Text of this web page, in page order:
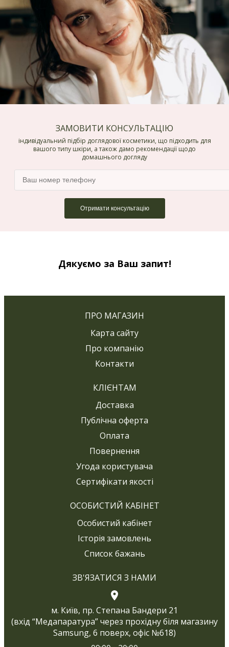
ЗАМОВИТИ КОНСУЛЬТАЦІЮ
індивідуальний підбір доглядової косметики, що підходить для
вашого типу шкіри, а також дамо рекомендації щодо
домашнього догляду
Дякуємо за Ваш запит!
ПРО МАГАЗИН
Карта сайту
Про компанію
Контакти
КЛІЄНТАМ
Доставка
Публічна оферта
Оплата
Повернення
Угода користувача
Сертифікати якості
ОСОБИСТИЙ КАБІНЕТ
Особистий кабінет
Історія замовлень
Список бажань
ЗВ'ЯЗАТИСЯ З НАМИ
м. Київ, пр. Степана Бандери 21
(вхід “Медапаратура” через прохідну біля магазину
Samsung, 6 поверх, офіс №618)